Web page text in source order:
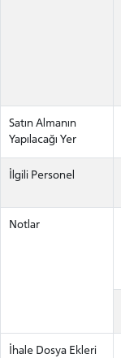
Satın Almanın
Yapılacağı Yer
İlgili Personel
Notlar
İhale Dosya Ekleri